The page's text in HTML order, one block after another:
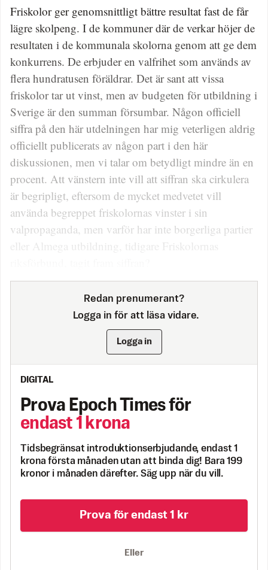
Friskolor ger genomsnittligt bättre resultat fast de får
lägre skolpeng. I de kommuner där de verkar höjer de
resultaten i de kommunala skolorna genom att ge dem
konkurrens. De erbjuder en valfrihet som används av
flera hundratusen föräldrar. Det är sant att vissa
friskolor tar ut vinst, men av budgeten för utbildning i
Sverige är den summan försumbar. Någon officiell
siffra på den här utdelningen har mig veterligen aldrig
officiellt publicerats av någon part i den här
diskussionen, men vi talar om betydligt mindre än en
procent. Att vänstern inte vill att siffran ska cirkulera
är begripligt, eftersom de mycket medvetet vill
använda begreppet friskolornas vinster i sin
valpropaganda, men varför har inte borgerliga partier
eller Almega utbildning, tidigare Friskolornas
Redan prenumerant?
Logga in för att läsa vidare.
Logga in
DIGITAL
Prova Epoch Times för
endast 1 krona
Tidsbegränsat introduktionserbjudande, endast 1
krona första månaden utan att binda dig! Bara 199
kronor i månaden därefter. Säg upp när du vill.
Prova för endast 1 kr
Eller